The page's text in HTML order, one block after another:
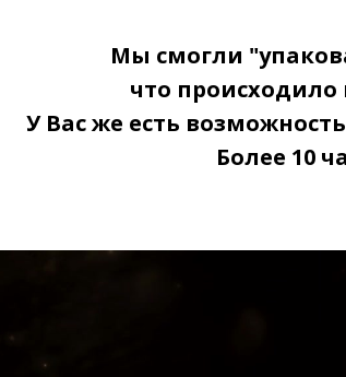
Мы смогли
что происходило
У Вас же есть
Более 10